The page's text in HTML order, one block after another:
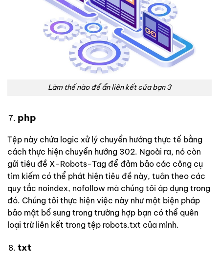
Làm thế nào để ẩn liên kết của bạn 3
php
Tệp này chứa logic xử lý chuyển hướng thực tế bằng
cách thực hiện chuyển hướng 302. Ngoài ra, nó còn
gửi tiêu đề X-Robots-Tag để đảm bảo các công cụ
tìm kiếm có thể phát hiện tiêu đề này, tuân theo các
quy tắc noindex, nofollow mà chúng tôi áp dụng trong
đó. Chúng tôi thực hiện việc này như một biện pháp
bảo mật bổ sung trong trường hợp bạn có thể quên
loại trừ liên kết trong tệp robots.txt của mình.
txt